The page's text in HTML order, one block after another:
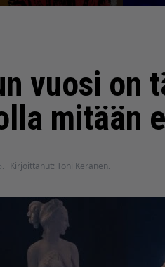
vuosi on
mitään
Kirjoittanut: Toni Keränen.